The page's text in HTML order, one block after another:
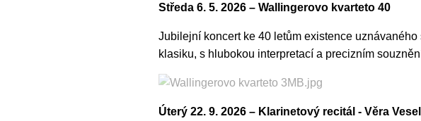
Středa 6. 5. 2026 – Wallingerovo kvarteto 40
Jubilejní koncert ke 40 letům existence
klasiku, s hlubokou interpretací a precizním
Úterý 22. 9. 2026 – Klarinetový recitál - Věra